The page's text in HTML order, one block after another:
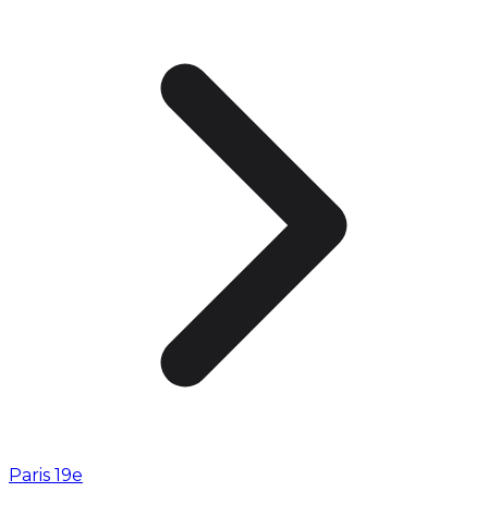
Paris 19e